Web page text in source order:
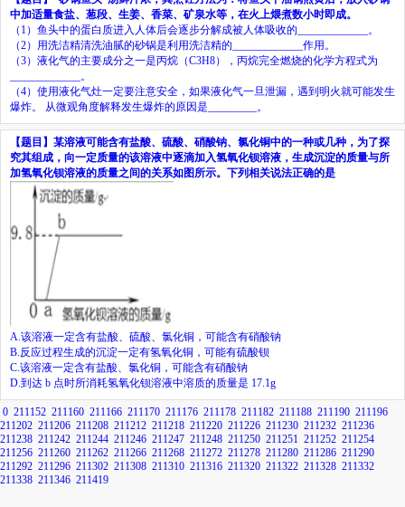
中加适量食盐、葱段、生姜、香菜、矿泉水等，在火上煨煮数小时即成。
（ 1 ）鱼头中的蛋白质进入人体后会逐步分解成被人体吸收的
。
（2）用洗洁精清洗油腻的砂锅是利用洗洁精的
作用。
（3）液化气的主要成分之一是丙烷（C3H8），丙烷完全燃烧的化学方程式为
。
（4）使用液化气灶一定要注意安全，如果液化气一旦泄漏，遇到明火就可能发生
爆炸。
从微观角度解释发生爆炸的原因是 。
【题目】 某溶液可能含有盐酸、硫酸、硝酸钠、氯化铜中的一种或几种，为了探
究其组成，向一定质量的该溶液中逐滴加入氢氧化钡溶液，生成沉淀的质量与所
加氢氧化钡溶液的质量之间的关系如图所示。下列相关说法正确的是
A. 该溶液一定含有盐酸、硫酸、氯化铜，可能含有硝酸钠
B. 反应过程生成的沉淀一定有氢氧化铜，可能有硫酸钡
C. 该溶液一定含有盐酸、氯化铜，可能含有硝酸钠
D. 到达 b 点时所消耗氢氧化钡溶液中溶质的质量是 17.1g
0 211152 211160 211166 211170 211176 211178 211182 211188 211190 211196
211202 211206 211208 211212 211218 211220 211226 211230 211232 211236
211238 211242 211244 211246 211247 211248 211250 211251 211252 211254
211256 211260 211262 211266 211268 211272 211278 211280 211286 211290
211292 211296 211302 211308 211310 211316 211320 211322 211328 211332
211338 211346 211419